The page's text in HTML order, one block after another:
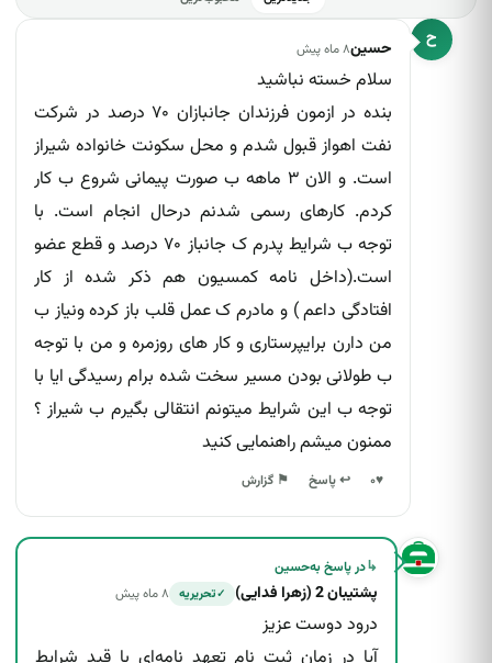
ح حسین۸ ماه پیش
سلام خسته نباشید
بنده در ازمون فرزندان جانبازان ۷۰ درصد در شرکت
نفت اهواز قبول شدم و محل سکونت خانواده شیراز
است. و الان ۳ ماهه ب صورت پیمانی شروع ب کار
کردم. کارهای رسمی شدنم درحال انجام است. با
توجه ب شرایط پدرم ک جانباز ۷۰ درصد و قطع عضو
است.(داخل نامه کمسیون هم ذکر شده از کار
افتادگی داعم ) و مادرم ک عمل قلب باز کرده ونیاز ب
من دارن برایپرستاری و کار های روزمره و من با توجه
ب طولانی بودن مسیر سخت شده برام رسیدگی ایا با
توجه ب این شرایط میتونم انتقالی بگیرم ب شیراز ؟
ممنون میشم راهنمایی کنید
♥۰ ↩ پاسخ ⚑ گزارش
↳در پاسخ بهحسین
پشتیبان 2 (زهرا فدایی) ✓تحریریه ۸ ماه پیش
درود دوست عزیز
گزارش این دیدگاه ✕
اسپم یا تبلیغات
محتوای توهین‌آمیز
اطلاعات نادرست